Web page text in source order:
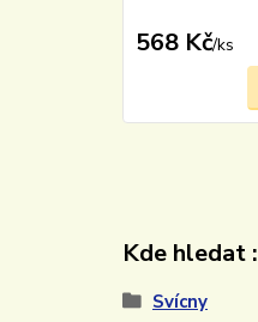
568 Kč/ks
Kde hledat :
Svícny